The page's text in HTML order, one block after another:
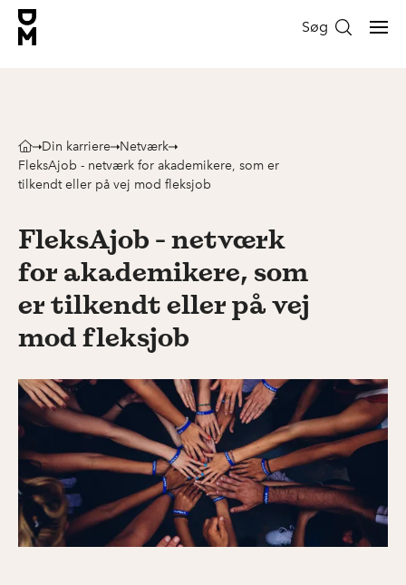
Søg
Din karriere
Netværk
FleksAjob - netværk for akademikere, som er
tilkendt eller på vej mod fleksjob
FleksAjob - netværk
for akademikere, som
er tilkendt eller på vej
mod fleksjob